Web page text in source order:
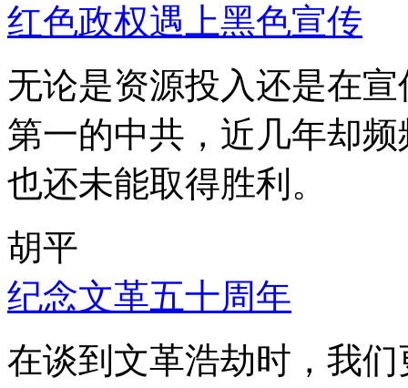
红色政权遇上黑色宣传
无论是资源投入还是在
第一的中共，近几年却
也还未能取得胜利。
胡平
纪念文革五十周年
在谈到文革浩劫时，我